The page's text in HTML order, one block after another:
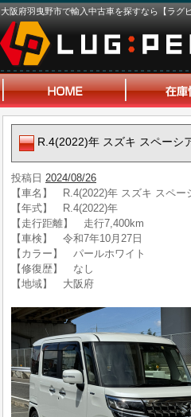
大阪府羽曳野市で輸入中古車を探すなら【ラグ
R.4(2022)年 スズキ スペーシ
投稿日 2024/08/26
【車名】 R.4(2022)年 スズキ スペ
【年式】 R.4(2022)年
【走行距離】 走行7,400km
【車検】 令和7年10月27日
【カラー】 パールホワイト
【修復歴】 なし
【地域】 大阪府